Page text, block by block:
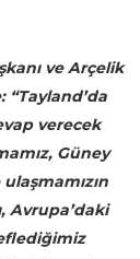
ve Arçelik
“Tayland’da
verecek
Güney
Avrupa’daki